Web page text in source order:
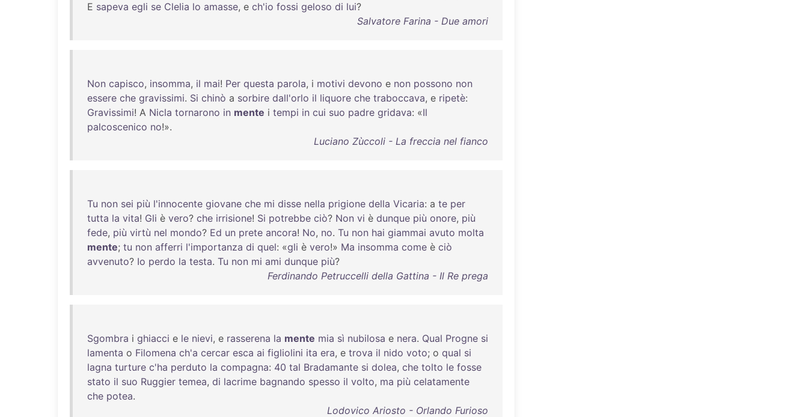
E sapeva egli se Clelia lo amasse, e ch'io fossi geloso di lui?
Salvatore Farina - Due amori
Non capisco, insomma, il mai! Per questa parola, i motivi devono e non possono non
essere che gravissimi. Si chinò a sorbire dall'orlo il liquore che traboccava, e ripetè:
Gravissimi! A Nicla tornarono in mente i tempi in cui suo padre gridava: «Il
palcoscenico no!».
Luciano Zùccoli - La freccia nel fianco
Tu non sei più l'innocente giovane che mi disse nella prigione della Vicaria: a te per
tutta la vita! Gli è vero? che irrisione! Si potrebbe ciò? Non vi è dunque più onore, più
fede, più virtù nel mondo? Ed un prete ancora! No, no. Tu non hai giammai avuto molta
mente; tu non afferri l'importanza di quel: «gli è vero!» Ma insomma come è ciò
avvenuto? Io perdo la testa. Tu non mi ami dunque più?
Ferdinando Petruccelli della Gattina - Il Re prega
Sgombra i ghiacci e le nievi, e rasserena la mente mia sì nubilosa e nera. Qual Progne si
lamenta o Filomena ch'a cercar esca ai figliolini ita era, e trova il nido voto; o qual si
lagna turture c'ha perduto la compagna: 40 tal Bradamante si dolea, che tolto le fosse
stato il suo Ruggier temea, di lacrime bagnando spesso il volto, ma più celatamente
che potea.
Lodovico Ariosto - Orlando Furioso